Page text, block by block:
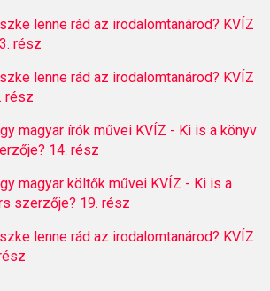
lenne rád az irodalomtanárod? KVÍZ
rész
lenne rád az irodalomtanárod? KVÍZ
rész
magyar írók művei KVÍZ - Ki is a könyv
14. rész
magyar költők művei KVÍZ - Ki is a
szerzője? 19. rész
lenne rád az irodalomtanárod? KVÍZ